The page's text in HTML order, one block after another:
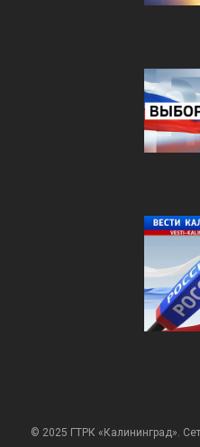
© 2025 ГТРК «Калининград».